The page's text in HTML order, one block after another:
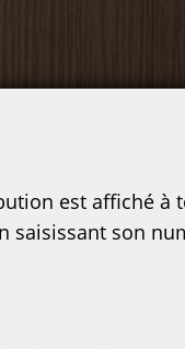
est affiché à
saisissant son